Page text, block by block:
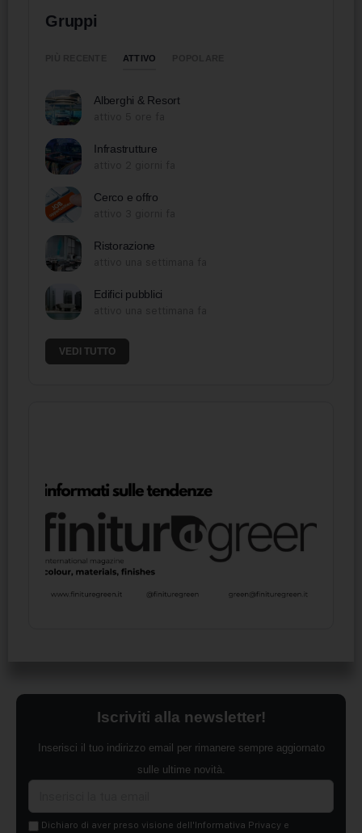
Gruppi
ATTIVO
Alberghi & Resort
Infrastrutture
Cerco e offro
Ristorazione
Edifici pubblici
VEDI TUTTO
Iscriviti alla newsletter!
Inserisci il tuo indirizzo email per rimanere sempre aggiornato
sulle ultime novità.
Dichiaro di aver preso visione dell'Informativa Privacy e